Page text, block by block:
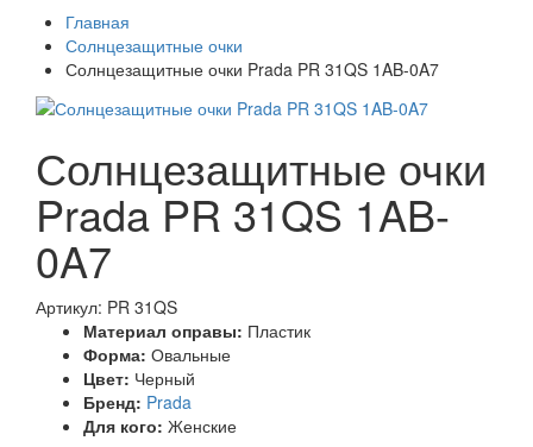
Главная
Солнцезащитные очки
Солнцезащитные очки Prada PR 31QS 1AB-0A7
Солнцезащитные очки
Prada PR 31QS 1AB-
0A7
Артикул: PR 31QS
Материал оправы: Пластик
Форма: Овальные
Цвет: Черный
Бренд: Prada
Для кого: Женские